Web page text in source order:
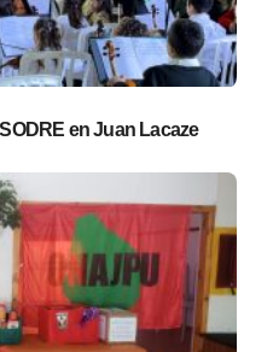
en Juan Lacaze